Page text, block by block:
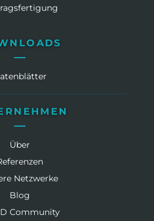
Über
Netzwerke
Blog
Community